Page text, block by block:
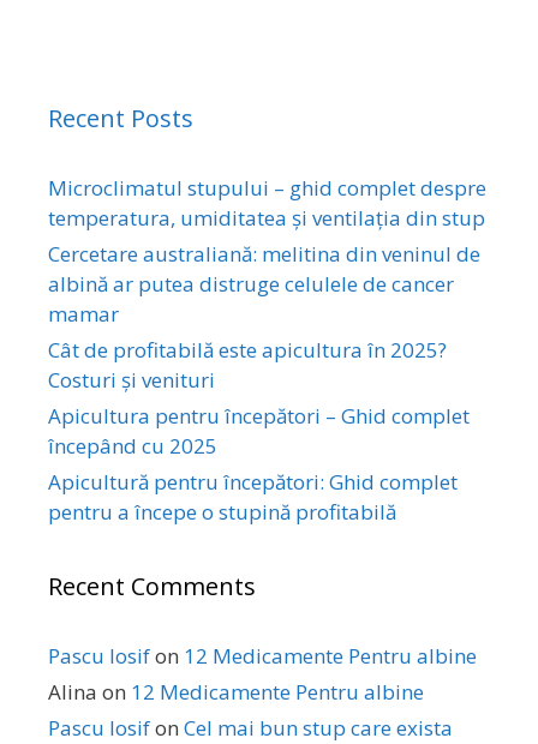
Recent Posts
Microclimatul stupului – ghid complet despre
temperatura, umiditatea și ventilația din stup
Cercetare australiană: melitina din veninul de
albină ar putea distruge celulele de cancer
mamar
Cât de profitabilă este apicultura în 2025?
Costuri și venituri
Apicultura pentru începători – Ghid complet
începând cu 2025
Apicultură pentru începători: Ghid complet
pentru a începe o stupină profitabilă
Recent Comments
Pascu Iosifon 12 Medicamente Pentru albine
Alina on 12 Medicamente Pentru albine
Pascu Iosifon Cel mai bun stup care exista